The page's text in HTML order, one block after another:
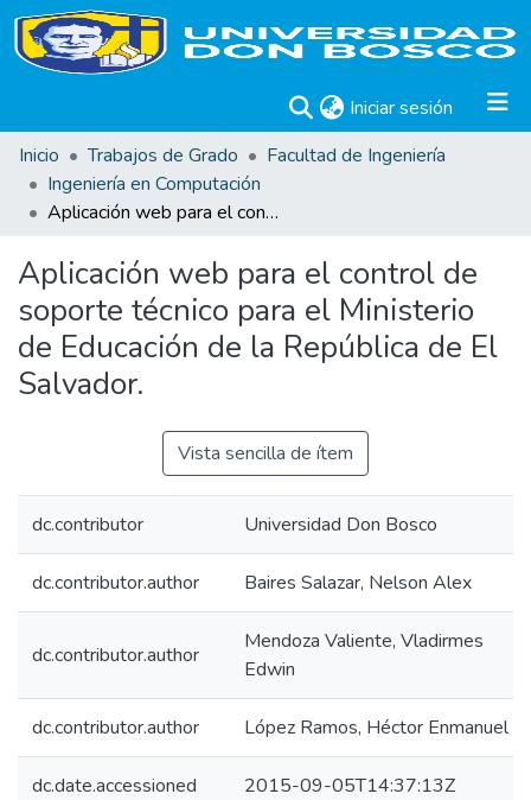
Iniciar sesión (current)
Inicio
Trabajos de Grado
Facultad de Ingeniería
Ingeniería en Computación
Aplicación web para el control de soporte técnico para el Ministerio de Educación de la República de El Salvador.
Aplicación web para el control de
soporte técnico para el Ministerio
de Educación de la República de El
Salvador.
Vista sencilla de ítem
dc.contributor Universidad Don Bosco
dc.contributor.author Baires Salazar, Nelson Alex
dc.contributor.author
Mendoza Valiente, Vladirmes
Edwin
dc.contributor.author López Ramos, Héctor Enmanuel
dc.date.accessioned 2015-09-05T14:37:13Z